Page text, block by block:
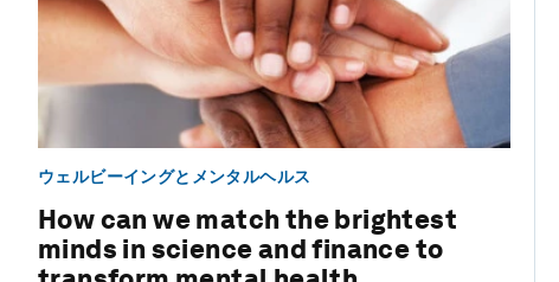
ウェルビーイングとメンタルヘルス
How can we match the brightest
minds in science and finance to